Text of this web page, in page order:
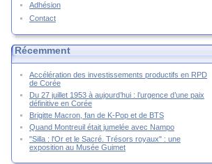
Adhésion
Contact
Récemment
Accélération des investissements productifs en RPD
de Corée
Du 27 juillet 1953 à aujourd’hui : l’urgence d’une paix
définitive en Corée
Brigitte Macron, fan de K-Pop et de BTS
Quand Montreuil était jumelée avec Nampo
"Silla : l'Or et le Sacré. Trésors royaux" : une
exposition au Musée Guimet